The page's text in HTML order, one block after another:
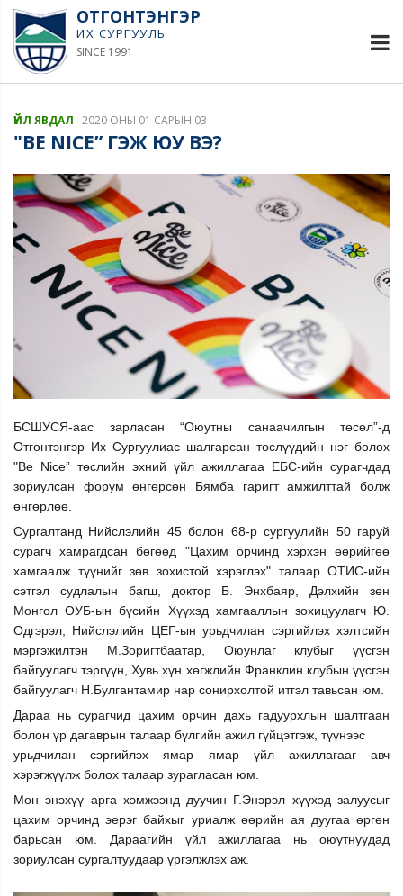
ОТГОНТЭНГЭР
ИХ СУРГУУЛЬ
SINCE 1991
ҮЙЛ ЯВДАЛ 2020 ОНЫ 01 САРЫН 03
"BE NICE” ГЭЖ ЮУ ВЭ?
БСШУСЯ-аас зарласан “Оюутны санаачилгын төсөл”-д
Отгонтэнгэр Их Сургуулиас шалгарсан төслүүдийн нэг болох
"Be Nice” төслийн эхний үйл ажиллагаа ЕБС-ийн сурагчдад
зориулсан форум өнгөрсөн Бямба гаригт амжилттай болж
өнгөрлөө.
Сургалтанд Нийслэлийн 45 болон 68-р сургуулийн 50 гаруй
сурагч хамрагдсан бөгөөд "Цахим орчинд хэрхэн өөрийгөө
хамгаалж түүнийг зөв зохистой хэрэглэх" талаар ОТИС-ийн
сэтгэл судлалын багш, доктор Б. Энхбаяр, Дэлхийн зөн
МонголОУБ-ын бүсийн Хүүхэд хамгааллын зохицуулагч Ю.
Одгэрэл, Нийслэлийн ЦЕГ-ын урьдчилан сэргийлэх хэлтсийн
мэргэжилтэн М.Зоригтбаатар, Оюунлаг клубыг үүсгэн
байгуулагч тэргүүн, Хувь хүн хөгжлийн Франклин клубын үүсгэн
байгуулагч Н.Булгантамир нар сонирхолтой итгэл тавьсан юм.
Дараа нь сурагчид цахим орчин дахь гадуурхлын шалтгаан
болон үр дагаврын талаар бүлгийн ажил гүйцэтгэж, түүнээс
урьдчилан сэргийлэх ямар ямар үйл ажиллагааг авч
хэрэгжүүлж болох талаар зурагласан юм.
Мөн энэхүү арга хэмжээнд дуучин Г.Энэрэл хүүхэд залуусыг
цахим орчинд эерэг байхыг уриалж өөрийн ая дуугаа өргөн
барьсан юм. Дараагийн үйл ажиллагаа нь оюутнуудад
зориулсан сургалтуудаар үргэлжлэх аж.